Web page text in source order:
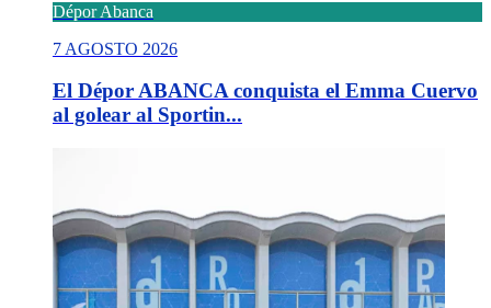
Dépor Abanca
7 AGOSTO 2026
El Dépor ABANCA conquista el Emma Cuervo
al golear al Sportin...